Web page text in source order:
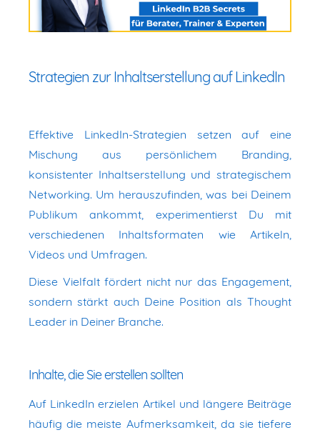
Strategien zur Inhaltserstellung auf LinkedIn
Effektive LinkedIn-Strategien setzen auf eine
Mischung aus persönlichem Branding,
konsistenter Inhaltserstellung und strategischem
Networking. Um herauszufinden, was bei Deinem
Publikum ankommt, experimentierst Du mit
verschiedenen Inhaltsformaten wie Artikeln,
Videos und Umfragen.
Diese Vielfalt fördert nicht nur das Engagement,
sondern stärkt auch Deine Position als Thought
Leader in Deiner Branche.
Inhalte, die Sie erstellen sollten
Auf LinkedIn erzielen Artikel und längere Beiträge
häufig die meiste Aufmerksamkeit, da sie tiefere